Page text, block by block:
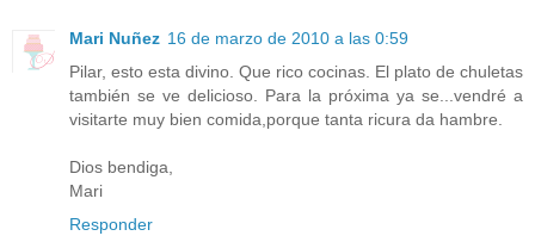
Mari Nuñez 16 de marzo de 2010 a las 0:59
Pilar, esto esta divino. Que rico cocinas. El plato de chuletas
también se ve delicioso. Para la próxima ya se...vendré a
visitarte muy bien comida,porque tanta ricura da hambre.
Dios bendiga,
Mari
Responder